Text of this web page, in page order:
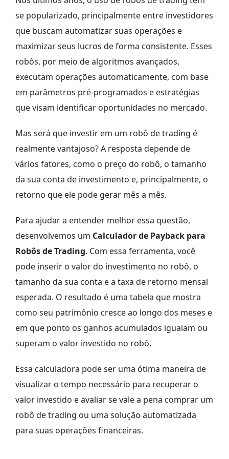
se popularizado, principalmente entre investidores
que buscam automatizar suas operações e
maximizar seus lucros de forma consistente. Esses
robôs, por meio de algoritmos avançados,
executam operações automaticamente, com base
em parâmetros pré-programados e estratégias
que visam identificar oportunidades no mercado.
Mas será que investir em um robô de trading é
realmente vantajoso? A resposta depende de
vários fatores, como o preço do robô, o tamanho
da sua conta de investimento e, principalmente, o
retorno que ele pode gerar mês a mês.
Para ajudar a entender melhor essa questão,
desenvolvemos um Calculador de Payback para
Robôs de Trading. Com essa ferramenta, você
pode inserir o valor do investimento no robô, o
tamanho da sua conta e a taxa de retorno mensal
esperada. O resultado é uma tabela que mostra
como seu patrimônio cresce ao longo dos meses e
em que ponto os ganhos acumulados igualam ou
superam o valor investido no robô.
Essa calculadora pode ser uma ótima maneira de
visualizar o tempo necessário para recuperar o
valor investido e avaliar se vale a pena comprar um
robô de trading ou uma solução automatizada
para suas operações financeiras.